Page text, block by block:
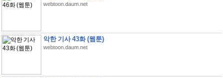
webtoon.daum.net
악한 기사 43화 (웹툰)
webtoon.daum.net